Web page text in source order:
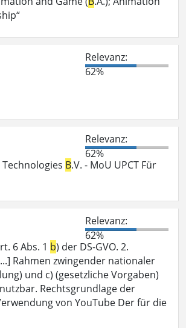
Relevanz:
62%
Relevanz:
62%
B.V. - MoU UPCT Für
Relevanz:
62%
6 Abs. 1 b) der DS-GVO. 2.
Rahmen zwingender nationaler
und c) (gesetzliche Vorgaben)
Rechtsgrundlage der
von YouTube Der für die